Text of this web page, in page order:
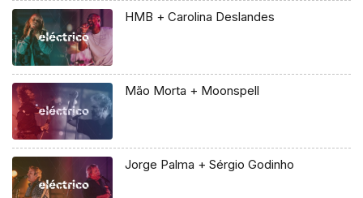
HMB + Carolina Deslandes
Mão Morta + Moonspell
Jorge Palma + Sérgio Godinho